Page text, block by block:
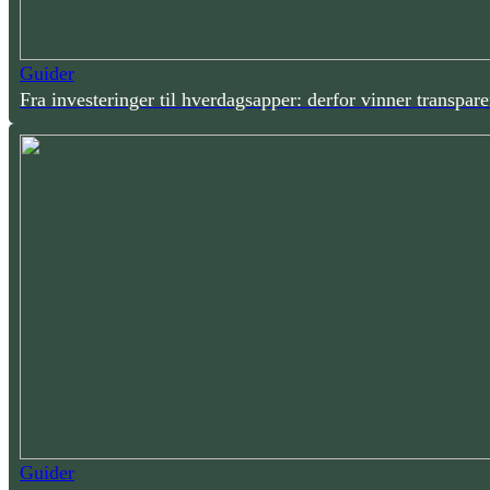
Guider
Fra investeringer til hverdagsapper: derfor vinner
Guider